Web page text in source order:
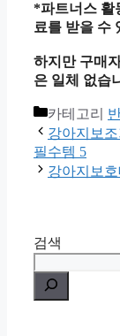
*파트너스 활
료를 받을 수
하지만 구매
은 일체 없습
카테고리
강아지보
필수템 5
강아지보
검색